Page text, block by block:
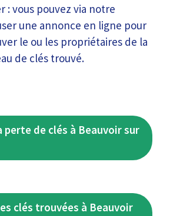
: vous pouvez via notre
une annonce en ligne pour
le ou les propriétaires de la
de clés trouvé.
perte de clés à Beauvoir sur
clés trouvées à Beauvoir